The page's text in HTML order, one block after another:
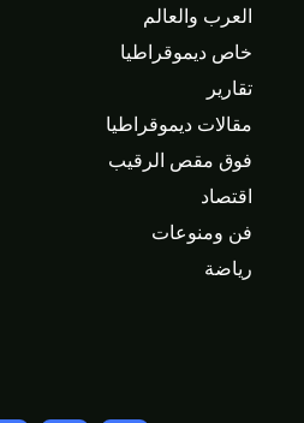
العرب والعالم
خاص ديموقراطيا
تقارير
مقالات ديموقراطيا
فوق مقص الرقيب
اقتصاد
فن ومنوعات
رياضة